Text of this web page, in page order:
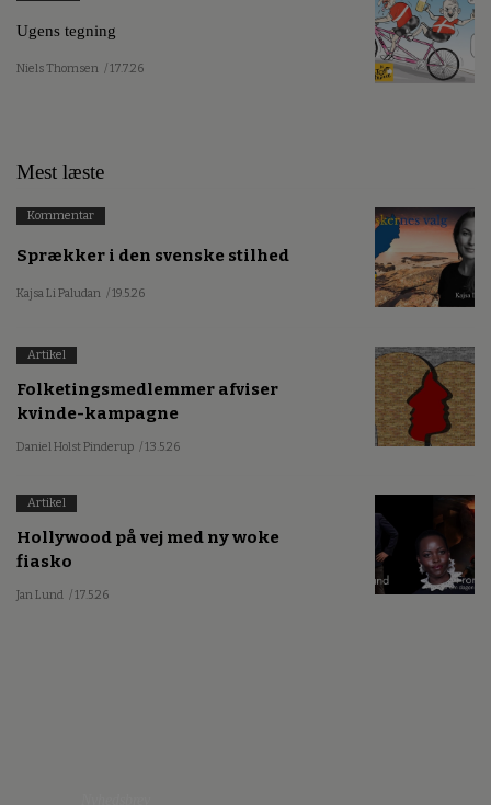
Ugens tegning
Niels Thomsen / 17.7.26
Mest læste
Kommentar
Sprækker i den svenske stilhed
Kajsa Li Paludan / 19.5.26
Artikel
Folketingsmedlemmer afviser
kvinde-kampagne
Daniel Holst Pinderup / 13.5.26
Artikel
Hollywood på vej med ny woke
fiasko
Jan Lund / 17.5.26